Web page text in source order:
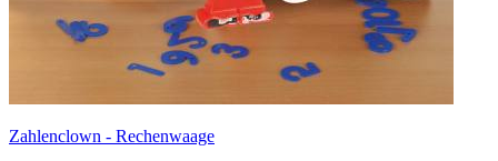
Zahlenclown - Rechenwaage